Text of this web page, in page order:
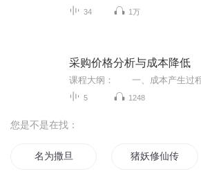
34 1万
采购价格分析与成本降低
5 1248
您是不是在找：
名为撒旦 猪妖修仙传